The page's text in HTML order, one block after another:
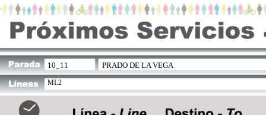
10_11 PRADO DE LA VEGA
ML2